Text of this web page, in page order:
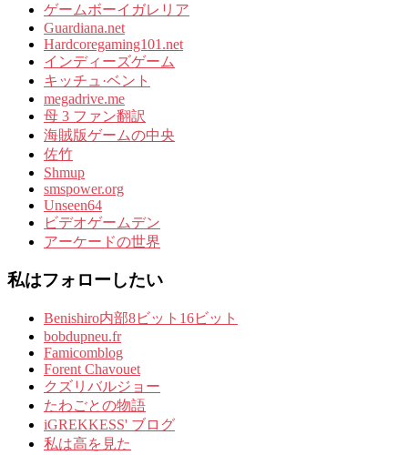
ゲームボーイガレリア
Guardiana.net
Hardcoregaming101.net
インディーズゲーム
キッチュ·ベント
megadrive.me
母 3 ファン翻訳
海賊版ゲームの中央
佐竹
Shmup
smspower.org
Unseen64
ビデオゲームデン
アーケードの世界
私はフォローしたい
Benishiro内部8ビット16ビット
bobdupneu.fr
Famicomblog
Forent Chavouet
クズリバルジョー
たわごとの物語
iGREKKESS' ブログ
私は高を見た